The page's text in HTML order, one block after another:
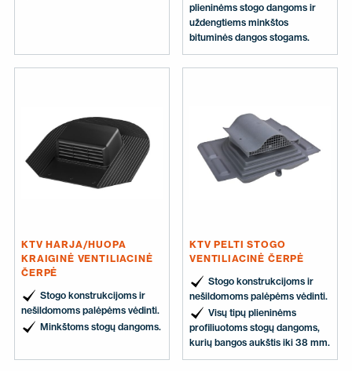
plieninėms stogo dangoms ir
uždengtiems minkštos
bituminės dangos stogams.
KTV HARJA/HUOPA
KRAIGINĖ VENTILIACINĖ
ČERPĖ
Stogo konstrukcijoms ir
nešildomoms palėpėms vėdinti.
Minkštoms stogų dangoms.
KTV PELTI STOGO
VENTILIACINĖ ČERPĖ
Stogo konstrukcijoms ir
nešildomoms palėpėms vėdinti.
Visų tipų plieninėms
profiliuotoms stogų dangoms,
kurių bangos aukštis iki 38 mm.